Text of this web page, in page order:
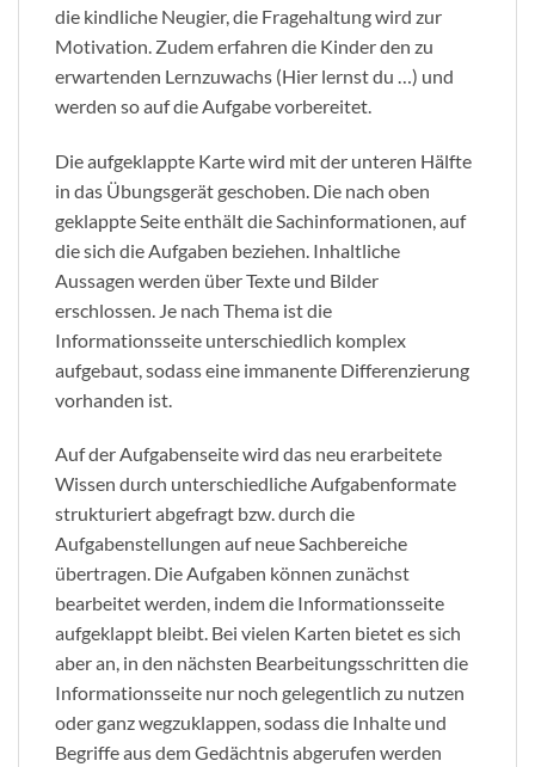
die kindliche Neugier, die Fragehaltung wird zur
Motivation. Zudem erfahren die Kinder den zu
erwartenden Lernzuwachs (Hier lernst du …) und
werden so auf die Aufgabe vorbereitet.
Die aufgeklappte Karte wird mit der unteren Hälfte
in das Übungsgerät geschoben. Die nach oben
geklappte Seite enthält die Sachinformationen, auf
die sich die Aufgaben beziehen. Inhaltliche
Aussagen werden über Texte und Bilder
erschlossen. Je nach Thema ist die
Informationsseite unterschiedlich komplex
aufgebaut, sodass eine immanente Differenzierung
vorhanden ist.
Auf der Aufgabenseite wird das neu erarbeitete
Wissen durch unterschiedliche Aufgabenformate
strukturiert abgefragt bzw. durch die
Aufgabenstellungen auf neue Sachbereiche
übertragen. Die Aufgaben können zunächst
bearbeitet werden, indem die Informationsseite
aufgeklappt bleibt. Bei vielen Karten bietet es sich
aber an, in den nächsten Bearbeitungsschritten die
Informationsseite nur noch gelegentlich zu nutzen
oder ganz wegzuklappen, sodass die Inhalte und
Begriffe aus dem Gedächtnis abgerufen werden